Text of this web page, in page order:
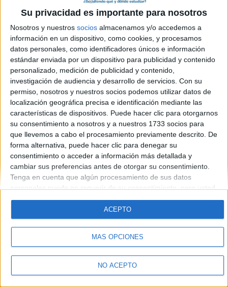
Su privacidad es importante para nosotros
Nosotros y nuestros socios almacenamos y/o accedemos a
información en un dispositivo, como cookies, y procesamos
datos personales, como identificadores únicos e información
estándar enviada por un dispositivo para publicidad y contenido
personalizado, medición de publicidad y contenido,
investigación de audiencia y desarrollo de servicios. Con su
permiso, nosotros y nuestros socios podemos utilizar datos de
localización geográfica precisa e identificación mediante las
características de dispositivos. Puede hacer clic para otorgarnos
su consentimiento a nosotros y a nuestros 1733 socios para
que llevemos a cabo el procesamiento previamente descrito. De
forma alternativa, puede hacer clic para denegar su
consentimiento o acceder a información más detallada y
cambiar sus preferencias antes de otorgar su consentimiento.
Tenga en cuenta que algún procesamiento de sus datos
personales puede no requerir de su consentimiento, pero usted
tiene el derecho de rechazar tal procesamiento. Sus
preferencias se aplicarán solo a este sitio web. Puede cambiar
sus preferencias o retirar su consentimiento en cualquier
momento volviendo a este sitio y haciendo clic en el botón
"Privacidad" en la parte inferior de la página web.
MÁS OPCIONES
NO ACEPTO
ACEPTO
Puedes iniciar sesión introduciendo tu nombre de usuario o tu
dirección de correo electrónico.
Contraseña:*
Introduce la contraseña que acompaña a tu nombre de usuario
Quiénes somos|Contactar |Anúnciate
Aviso legal|Politica de privacidad|Condiciones generales
de cookies
© 2003-2026Compás Mediterráneo S.L.- Diego de León 47 - 28006
Madrid [ESPAÑA] - Tel. +34 91 593 2767